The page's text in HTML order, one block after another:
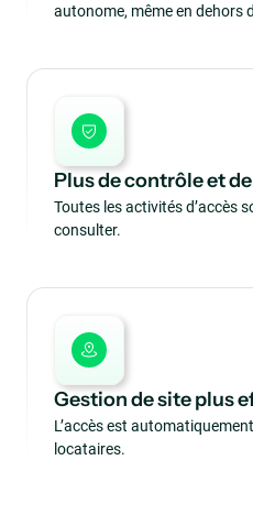
autonome, même en dehors
Plus de contrôle et
Toutes les activités d’accès
consulter.
Gestion de site plus
L’accès est
locataires.